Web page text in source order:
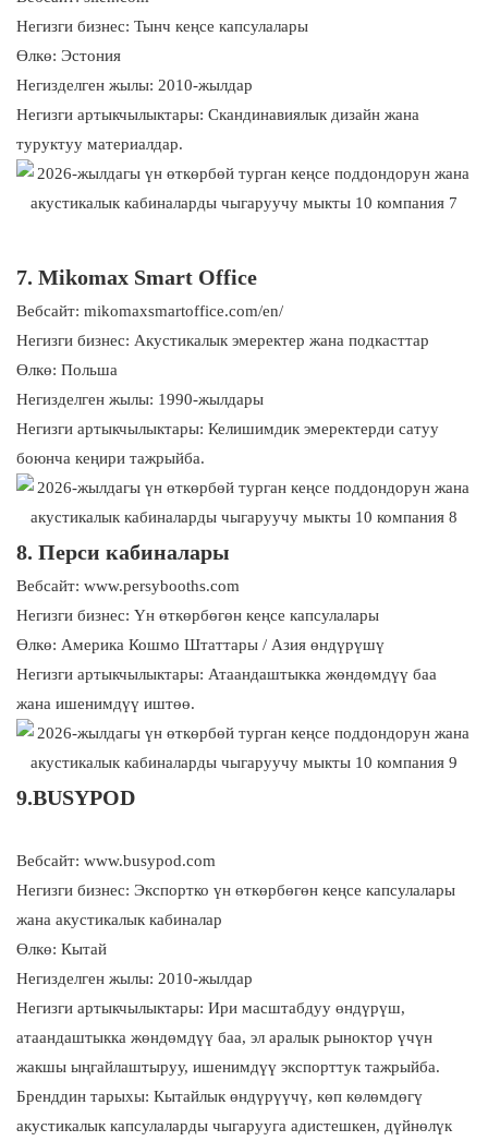
Негизги бизнес: Тынч кеңсе капсулалары
Өлкө: Эстония
Негизделген жылы: 2010-жылдар
Негизги артыкчылыктары: Скандинавиялык дизайн жана
туруктуу материалдар.
7. Mikomax Smart Office
Вебсайт: mikomaxsmartoffice.com/en/
Негизги бизнес: Акустикалык эмеректер жана подкасттар
Өлкө: Польша
Негизделген жылы: 1990-жылдары
Негизги артыкчылыктары: Келишимдик эмеректерди сатуу
боюнча кеңири тажрыйба.
8. Перси кабиналары
Вебсайт: www.persybooths.com
Негизги бизнес: Үн өткөрбөгөн кеңсе капсулалары
Өлкө: Америка Кошмо Штаттары / Азия өндүрүшү
Негизги артыкчылыктары: Атаандаштыкка жөндөмдүү баа
жана ишенимдүү иштөө.
9.BUSYPOD
Вебсайт: www.busypod.com
Негизги бизнес: Экспортко үн өткөрбөгөн кеңсе капсулалары
жана акустикалык кабиналар
Өлкө: Кытай
Негизделген жылы: 2010-жылдар
Негизги артыкчылыктары: Ири масштабдуу өндүрүш,
атаандаштыкка жөндөмдүү баа, эл аралык рыноктор үчүн
жакшы ыңгайлаштыруу, ишенимдүү экспорттук тажрыйба.
Бренддин тарыхы: Кытайлык өндүрүүчү, көп көлөмдөгү
акустикалык капсулаларды чыгарууга адистешкен, дүйнөлүк